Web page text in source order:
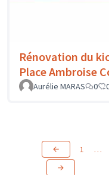
Rénovation du
Place Ambroise
Aurélie MARAS
0
1 …